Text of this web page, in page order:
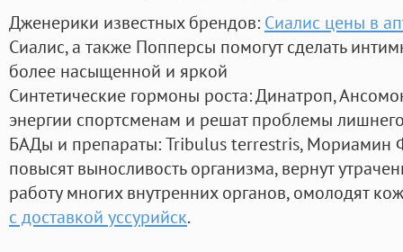
Дженерики известных брендов: Сиалис цены в
Сиалис, а также Попперсы помогут сделать
более насыщенной и яркой
Синтетические гормоны роста: Динатроп,
энергии спортсменам и решат проблемы
БАДы и препараты:Tribulus terrestris, Мориамин
повысят выносливость организма, вернут
работу многих внутренних органов, омолодят
с доставкой уссурийск.